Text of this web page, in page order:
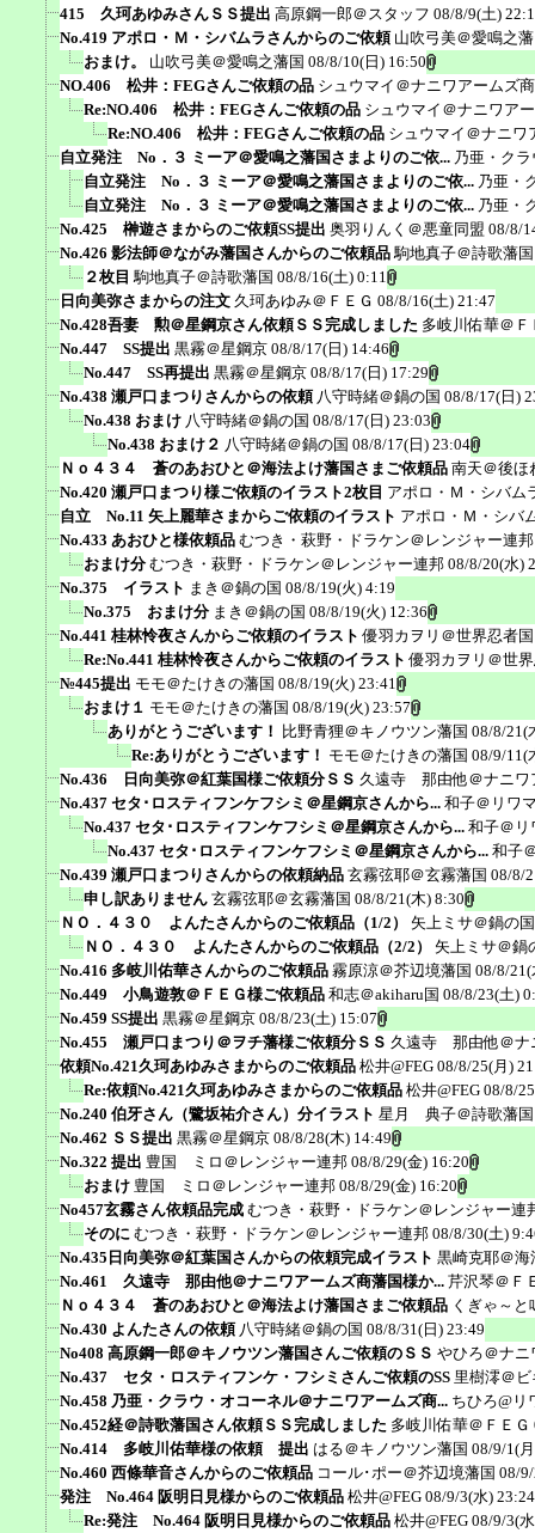
415 久珂あゆみさんＳＳ提出 高原鋼一郎＠スタッフ 08/8/9(土)
No.419 アポロ・Ｍ・シバムラさんからのご依頼 山吹弓美＠愛鳴之
おまけ。
山吹弓美＠愛鳴之藩国 08/8/10(日) 16:50
NO.406 松井：FEGさんご依頼の品 シュウマイ＠ナニワアームズ
Re:NO.406 松井：FEGさんご依頼の品 シュウマイ＠ナニワア
Re:NO.406 松井：FEGさんご依頼の品 シュウマイ＠ナニワ
自立発注 No．３ ミーア＠愛鳴之藩国さまよりのご依... 乃亜・ク
自立発注 No．３ ミーア＠愛鳴之藩国さまよりのご依... 乃亜・
自立発注 No．３ ミーア＠愛鳴之藩国さまよりのご依... 乃亜・
No.425 榊遊さまからのご依頼SS提出 奥羽りんく＠悪童同盟 08/8/
No.426 影法師＠ながみ藩国さんからのご依頼品 駒地真子＠詩歌藩国
２枚目 駒地真子＠詩歌藩国 08/8/16(土) 0:11
日向美弥さまからの注文 久珂あゆみ＠ＦＥＧ 08/8/16(土) 21:47
No.428吾妻 勲＠星鋼京さん依頼ＳＳ完成しました 多岐川佑華＠Ｆ
No.447 SS提出 黒霧＠星鋼京 08/8/17(日) 14:46
No.447 SS再提出 黒霧＠星鋼京 08/8/17(日) 17:29
No.438 瀬戸口まつりさんからの依頼 八守時緒＠鍋の国 08/8/17(日)
No.438 おまけ 八守時緒＠鍋の国 08/8/17(日) 23:03
No.438 おまけ２ 八守時緒＠鍋の国 08/8/17(日) 23:04
Ｎｏ４３４ 蒼のあおひと＠海法よけ藩国さまご依頼品 南天＠後ほ
No.420 瀬戸口まつり様ご依頼のイラスト2枚目 アポロ・Ｍ・シバム
自立 No.11 矢上麗華さまからご依頼のイラスト アポロ・Ｍ・シバ
No.433 あおひと様依頼品 むつき・萩野・ドラケン＠レンジャー連邦
おまけ分 むつき・萩野・ドラケン＠レンジャー連邦 08/8/20(水)
No.375 イラスト まき＠鍋の国 08/8/19(火) 4:19
No.375 おまけ分 まき＠鍋の国 08/8/19(火) 12:36
No.441 桂林怜夜さんからご依頼のイラスト 優羽カヲリ＠世界忍者国
Re:No.441 桂林怜夜さんからご依頼のイラスト 優羽カヲリ＠世
№445提出 モモ＠たけきの藩国 08/8/19(火) 23:41
おまけ１ モモ＠たけきの藩国 08/8/19(火) 23:57
ありがとうございます！
比野青狸＠キノウツン藩国 08/8/21(
Re:ありがとうございます！ モモ＠たけきの藩国 08/9/11(
No.436 日向美弥＠紅葉国様ご依頼分ＳＳ 久遠寺 那由他＠ナニワ
No.437 セタ･ロスティフンケフシミ＠星鋼京さんから... 和子＠リワ
No.437 セタ･ロスティフンケフシミ＠星鋼京さんから... 和子＠リ
No.437 セタ･ロスティフンケフシミ＠星鋼京さんから... 和子
No.439 瀬戸口まつりさんからの依頼納品 玄霧弦耶＠玄霧藩国 08/8/
申し訳ありません 玄霧弦耶＠玄霧藩国 08/8/21(木) 8:30
ＮＯ．４３０ よんたさんからのご依頼品（1/2）
矢上ミサ＠鍋の国
ＮＯ．４３０ よんたさんからのご依頼品（2/2）
矢上ミサ＠鍋
No.416 多岐川佑華さんからのご依頼品 霧原涼＠芥辺境藩国 08/8/21(
No.449 小鳥遊敦＠ＦＥＧ様ご依頼品 和志＠akiharu国 08/8/23(土)
No.459 SS提出 黒霧＠星鋼京 08/8/23(土) 15:07
No.455 瀬戸口まつり＠ヲチ藩様ご依頼分ＳＳ 久遠寺 那由他＠ナ
依頼No.421久珂あゆみさまからのご依頼品 松井@FEG 08/8/25(月)
Re:依頼No.421久珂あゆみさまからのご依頼品 松井@FEG 08/8/
No.240 伯牙さん（鷺坂祐介さん）分イラスト 星月 典子＠詩歌藩国
No.462 ＳＳ提出 黒霧＠星鋼京 08/8/28(木) 14:49
No.322 提出 豊国 ミロ＠レンジャー連邦 08/8/29(金) 16:20
おまけ 豊国 ミロ＠レンジャー連邦 08/8/29(金) 16:20
No457玄霧さん依頼品完成 むつき・萩野・ドラケン＠レンジャー連
そのに むつき・萩野・ドラケン＠レンジャー連邦 08/8/30(土)
No.435日向美弥＠紅葉国さんからの依頼完成イラスト 黒崎克耶＠海
No.461 久遠寺 那由他＠ナニワアームズ商藩国様か... 芹沢琴＠Ｆ
Ｎｏ４３４ 蒼のあおひと＠海法よけ藩国さまご依頼品 くぎゃ～
No.430 よんたさんの依頼 八守時緒＠鍋の国 08/8/31(日) 23:49
No408 高原鋼一郎＠キノウツン藩国さんご依頼のＳＳ やひろ＠ナニ
No.437 セタ・ロスティフンケ・フシミさんご依頼のSS 里樹澪＠
No.458 乃亜・クラウ・オコーネル＠ナニワアームズ商... ちひろ@リ
No.452経＠詩歌藩国さん依頼ＳＳ完成しました 多岐川佑華＠ＦＥＧ
No.414 多岐川佑華様の依頼 提出 はる＠キノウツン藩国 08/9/1(
No.460 西條華音さんからのご依頼品 コール･ポー＠芥辺境藩国 08/
発注 No.464 阪明日見様からのご依頼品 松井@FEG 08/9/3(水) 23:24
Re:発注 No.464 阪明日見様からのご依頼品 松井@FEG 08/9/3(